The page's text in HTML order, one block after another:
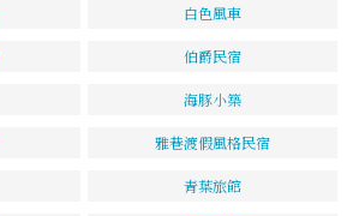
白色風車
伯爵民宿
海豚小築
雅巷渡假風格民宿
青葉旅館